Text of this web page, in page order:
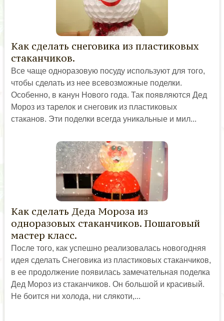
Как сделать снеговика из пластиковых
стаканчиков.
Все чаще одноразовую посуду используют для того,
чтобы сделать из нее всевозможные поделки.
Особенно, в канун Нового года. Так появляются Дед
Мороз из тарелок и снеговик из пластиковых
стаканов. Эти поделки всегда уникальные и мил...
Как сделать Деда Мороза из
одноразовых стаканчиков. Пошаговый
мастер класс.
После того, как успешно реализовалась новогодняя
идея сделать Снеговика из пластиковых стаканчиков,
в ее продолжение появилась замечательная поделка
Дед Мороз из стаканчиков. Он большой и красивый.
Не боится ни холода, ни слякоти,...